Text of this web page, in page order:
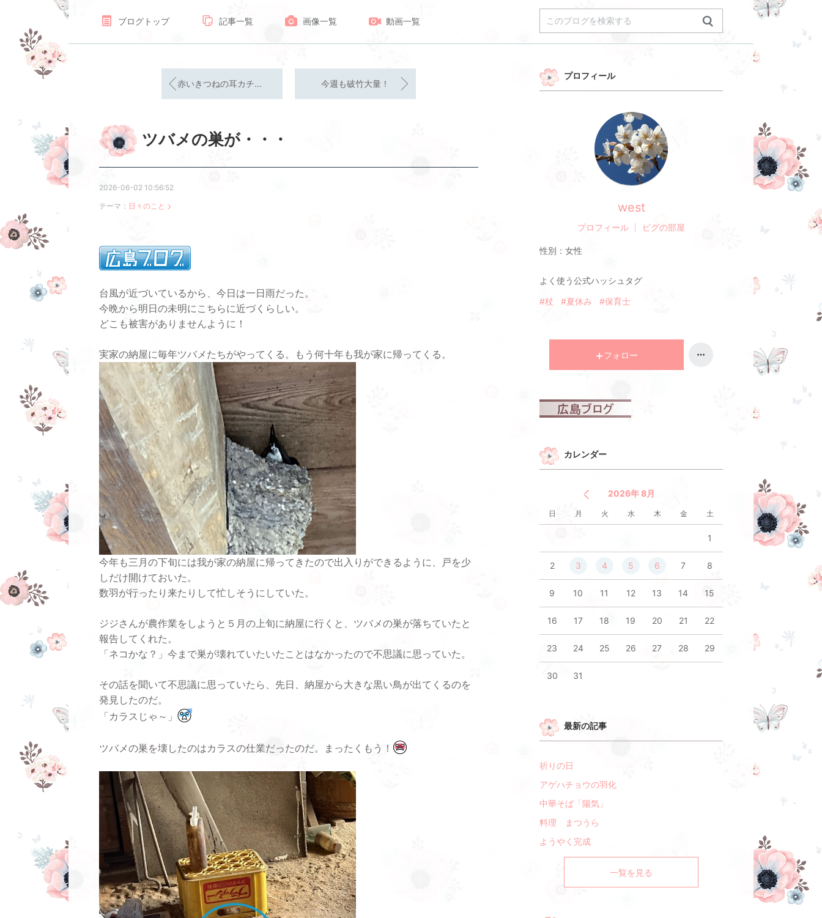
ブログトップ 記事一覧 画像一覧 動画一覧
赤いきつねの耳カチューシャ 今週も破竹大量！
ツバメの巣が・・・
2026-06-02 10:56:52
テーマ： 日々のこと
台風が近づいているから、今日は一日雨だった。
今晩から明日の未明にこちらに近づくらしい。
どこも被害がありませんように！
実家の納屋に毎年ツバメたちがやってくる。もう何十年も我が家に帰ってくる。
今年も三月の下旬には我が家の納屋に帰ってきたので出入りができるように、戸を少
しだけ開けておいた。
数羽が行ったり来たりして忙しそうにしていた。
ジジさんが農作業をしようと５月の上旬に納屋に行くと、ツバメの巣が落ちていたと
報告してくれた。
「ネコかな？」今まで巣が壊れていたいたことはなかったので不思議に思っていた。
その話を聞いて不思議に思っていたら、先日、納屋から大きな黒い鳥が出てくるのを
発見したのだ。
「カラスじゃ～」
ツバメの巣を壊したのはカラスの仕業だったのだ。まったくもう！
プロフィール
west
プロフィール ピグの部屋
性別： 女性
よく使う公式ハッシュタグ
#杖 #夏休み #保育士
フォロー
カレンダー
2026年 8月
日 月 火 水 木 金 土
1
2 3 4 5 6 7 8
9 10 11 12 13 14 15
16 17 18 19 20 21 22
23 24 25 26 27 28 29
30 31
最新の記事
祈りの日
アゲハチョウの羽化
中華そば「陽気」
料理 まつうら
ようやく完成
一覧を見る